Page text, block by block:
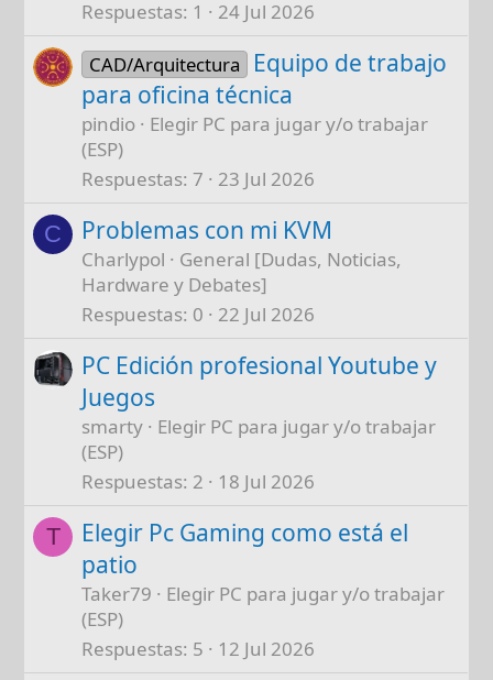
Respuestas 1 24 Jul 2026
CAD/Arquitectura
Equipo de trabajo
para oficina técnica
pindio
Elegir PC para jugar y/o trabajar
(ESP)
Respuestas 7 23 Jul 2026
C Problemas con mi KVM
Charlypol
General [Dudas, Noticias,
Hardware y Debates]
Respuestas 0 22 Jul 2026
PC Edición profesional Youtube y
Juegos
smarty
Elegir PC para jugar y/o trabajar
(ESP)
Respuestas 2 18 Jul 2026
T
Elegir Pc Gaming como está el
patio
Taker79
Elegir PC para jugar y/o trabajar
(ESP)
Respuestas 5 12 Jul 2026